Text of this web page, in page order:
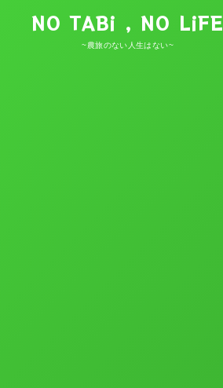
NO TABi , NO LiFE
~農旅のない人生はない~